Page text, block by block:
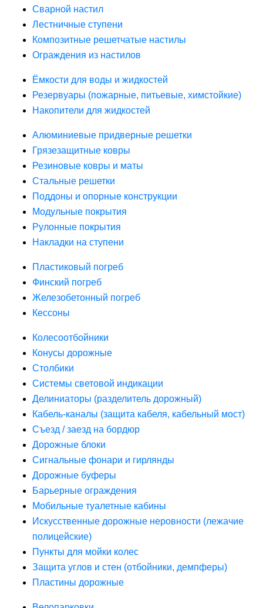
Сварной настил
Лестничные ступени
Композитные решетчатые настилы
Ограждения из настилов
Ёмкости для воды и жидкостей
Резервуары (пожарные, питьевые, химстойкие)
Накопители для жидкостей
Алюминиевые придверные решетки
Грязезащитные ковры
Резиновые ковры и маты
Стальные решетки
Поддоны и опорные конструкции
Модульные покрытия
Рулонные покрытия
Накладки на ступени
Пластиковый погреб
Финский погреб
Железобетонный погреб
Кессоны
Колесоотбойники
Конусы дорожные
Столбики
Системы световой индикации
Делиниаторы (разделитель дорожный)
Кабель-каналы (защита кабеля, кабельный мост)
Съезд / заезд на бордюр
Дорожные блоки
Сигнальные фонари и гирлянды
Дорожные буферы
Барьерные ограждения
Мобильные туалетные кабины
Искусственные дорожные неровности (лежачие
полицейские)
Пункты для мойки колес
Защита углов и стен (отбойники, демпферы)
Пластины дорожные